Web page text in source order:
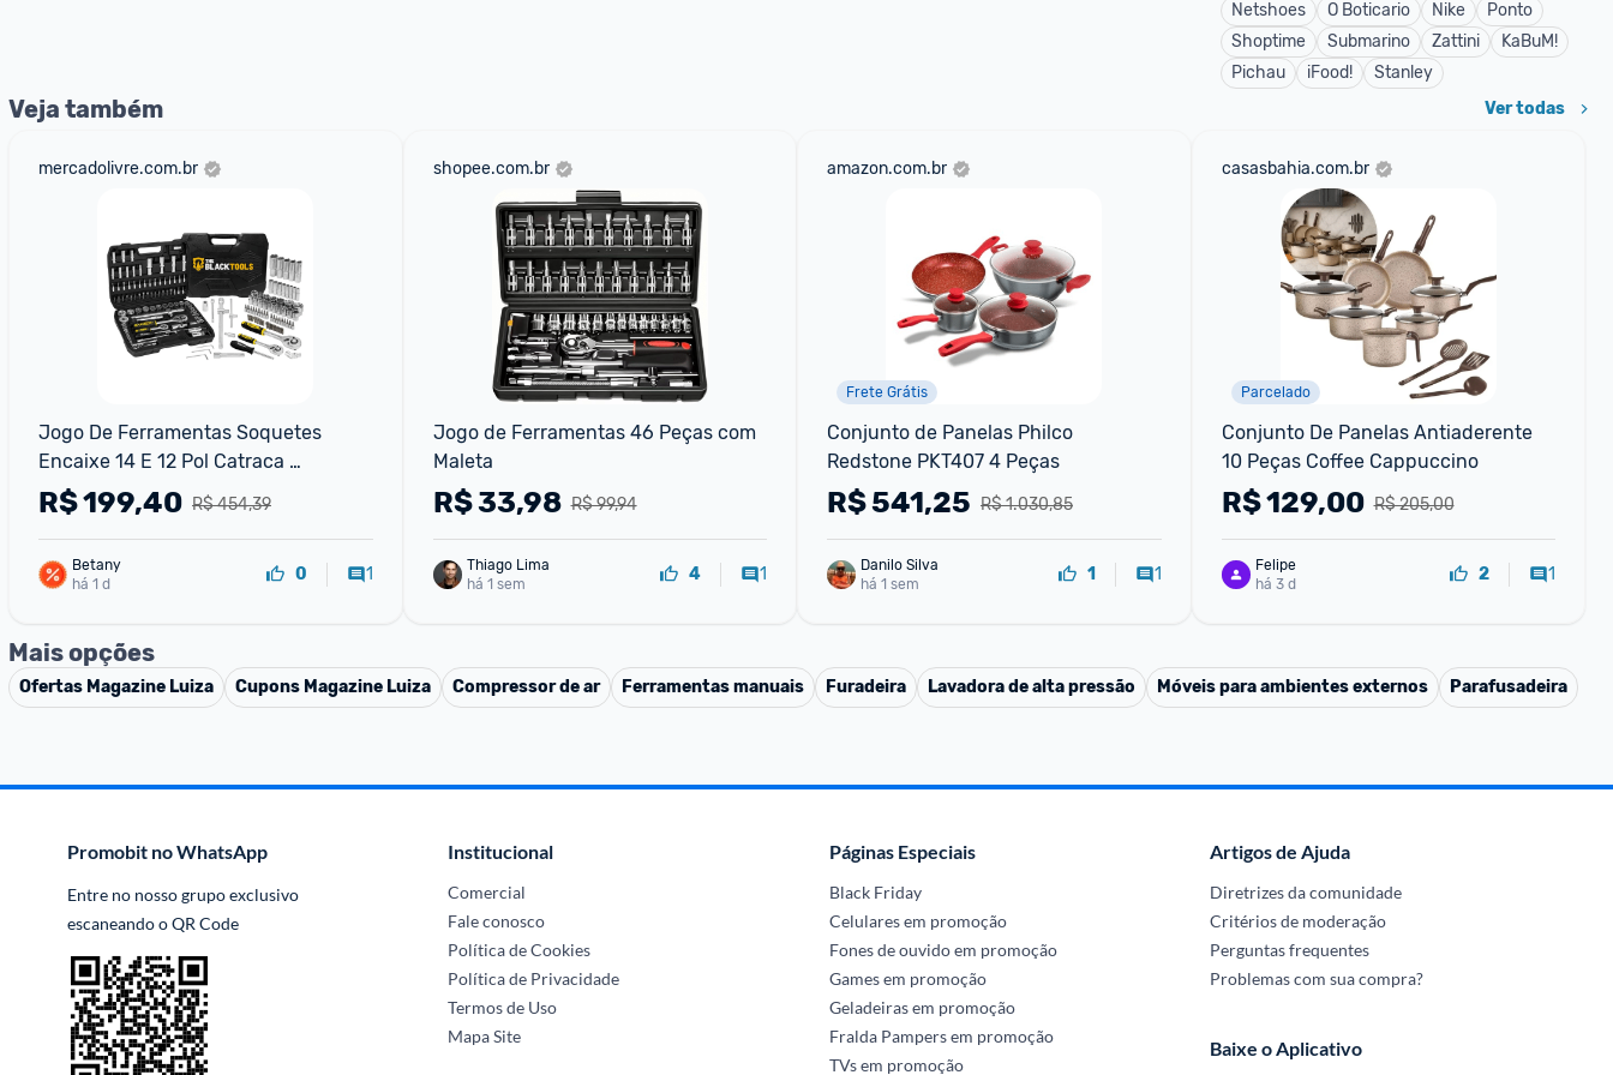
Netshoes
O Boticario Nike
Ponto
Shoptime
Submarino Zattini
KaBuM!
Pichau
iFood! Stanley
Veja também Ver todas
mercadolivre.com.br
Jogo De Ferramentas Soquetes
Encaixe 14 E 12 Pol Catraca
Reversível Aço Crv 94 Peças Com
Maleta Tkf94 The Black To
R$ 454,39
R$199,40
Betany
há 1 d
0 1
shopee.com.br
Jogo de Ferramentas 46 Peças com
Maleta
R$ 99,94
R$33,98
Thiago Lima
há 1 sem
4 1
amazon.com.br
Frete Grátis
Conjunto de Panelas Philco
Redstone PKT407 4 Peças
R$ 1.030,85
R$541,25
Danilo Silva
há 1 sem
1 1
casasbahia.com.br
Parcelado
Conjunto De Panelas Antiaderente
10 Peças Coffee Cappuccino
R$ 205,00
R$129,00
Felipe
há 3 d
2 1
Mais opções
Ofertas Magazine Luiza Cupons Magazine Luiza Compressor de ar Ferramentas manuais Furadeira Lavadora de alta pressão Móveis para ambientes externos Parafusadeira
Promobit no WhatsApp
Entre no nosso grupo exclusivo
escaneando o QR Code
Institucional
Comercial
Fale conosco
Política de Cookies
Política de Privacidade
Termos de Uso
Mapa Site
Páginas Especiais
Black Friday
Celulares em promoção
Fones de ouvido em promoção
Games em promoção
Geladeiras em promoção
Fralda Pampers em promoção
TVs em promoção
Artigos de Ajuda
Diretrizes da comunidade
Critérios de moderação
Perguntas frequentes
Problemas com sua compra?
Baixe o Aplicativo